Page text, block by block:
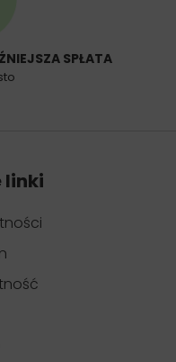
SPŁATA
linki